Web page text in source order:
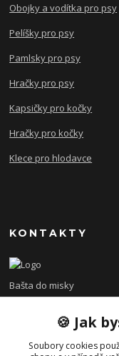
Obojky a vodítka pro psy
Pelíšky pro psy
Pamlsky pro psy
Hračky pro psy
Kapsičky pro kočky
Hračky pro kočky
Klece pro hlodavce
KONTAKTY
Bašta do misky
+420 608 479 610
po - pá 8:00 - 15:00
🍪 Jak
Soubory cookies